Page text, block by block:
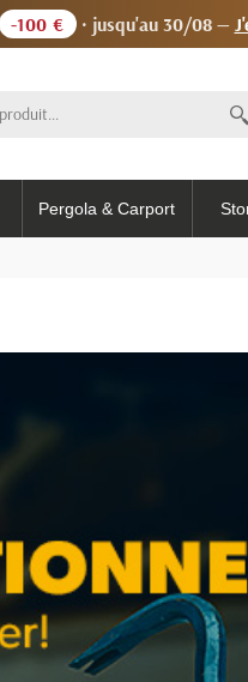
-100 € · jusqu'au 30/08 —
Pergola & Carport